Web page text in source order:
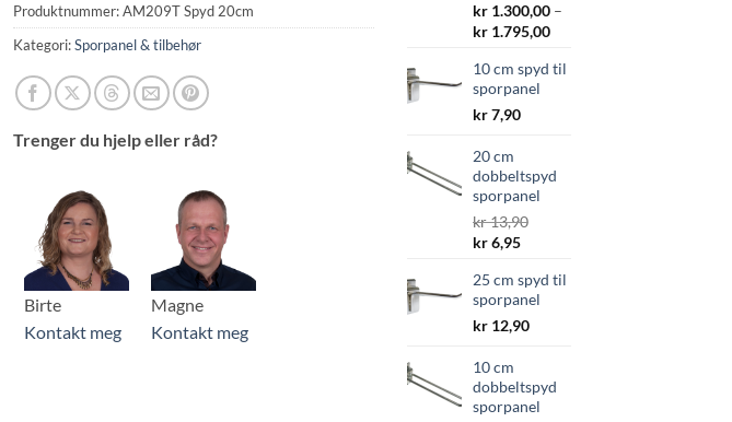
Produktnummer:AM209T Spyd 20cm
Kategori:Sporpanel & tilbehør
Trenger du hjelp eller råd?
Birte
Kontakt meg
Magne
Kontakt meg
kr 1.300,00 –
kr 1.795,00Prisområde:
til
10 cm spyd til
sporpanel
kr7,90
20 cm
dobbeltspyd
sporpanel
kr13,90
Opprinnelig
var:
kr 13,90.
kr6,95Nåværende
er:
kr 6,95.
25 cm spyd til
sporpanel
kr 12,90
10 cm
dobbeltspyd
sporpanel